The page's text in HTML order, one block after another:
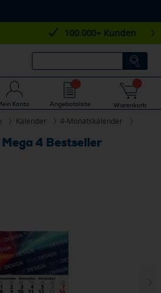
100.000+ Kunden
Konto Angebotsliste Warenkorb
Kalender 4-Monatskalender
4 Bestseller